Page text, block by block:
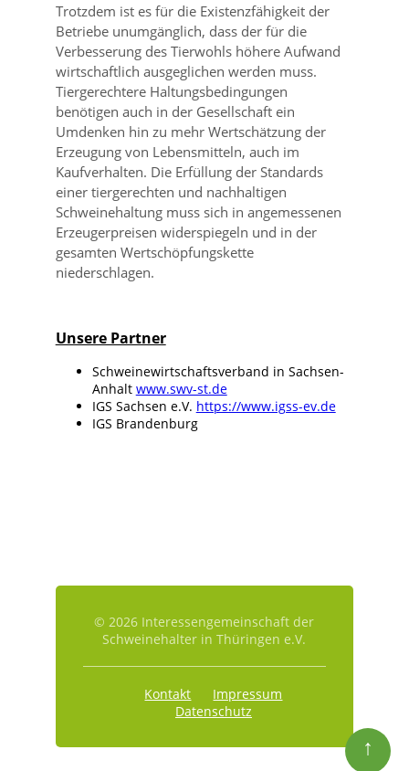
Trotzdem ist es für die Existenzfähigkeit der
Betriebe unumgänglich, dass der für die
Verbesserung des Tierwohls höhere Aufwand
wirtschaftlich ausgeglichen werden muss.
Tiergerechtere Haltungsbedingungen
benötigen auch in der Gesellschaft ein
Umdenken hin zu mehr Wertschätzung der
Erzeugung von Lebensmitteln, auch im
Kaufverhalten. Die Erfüllung der Standards
einer tiergerechten und nachhaltigen
Schweinehaltung muss sich in angemessenen
Erzeugerpreisen widerspiegeln und in der
gesamten Wertschöpfungskette
niederschlagen.
Unsere Partner
Schweinewirtschaftsverband in Sachsen-
Anhalt www.swv-st.de
IGS Sachsen e.V. https://www.igss-ev.de
IGS Brandenburg
© 2026 Interessengemeinschaft der
Schweinehalter in Thüringen e.V.
Kontakt
Impressum
Datenschutz
↑